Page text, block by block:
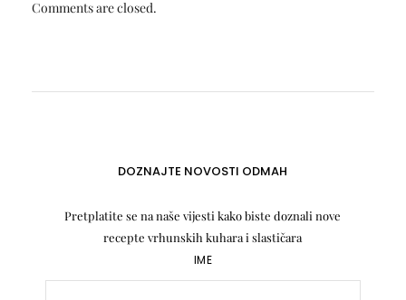
Comments are closed.
DOZNAJTE NOVOSTI ODMAH
Pretplatite se na naše vijesti kako biste doznali nove
recepte vrhunskih kuhara i slastičara
IME